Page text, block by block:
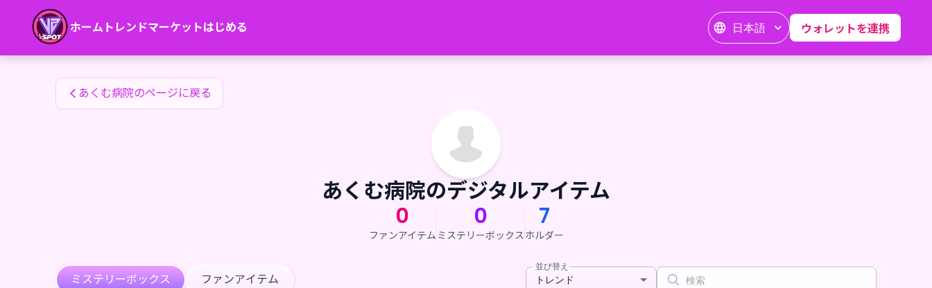
ホーム トレンドマーケットはじめる 日本語 ウォレットを連携
あくむ病院のファンアイテム
あくむ病院のページに戻る
あくむ病院のデジタルアイテム
0
ファンアイテム
0
ミステリーボックス
7
ホルダー
ミステリーボックス ファンアイテム
並び替え
トレンド
あくむ病院のファンアイテム — 24karat